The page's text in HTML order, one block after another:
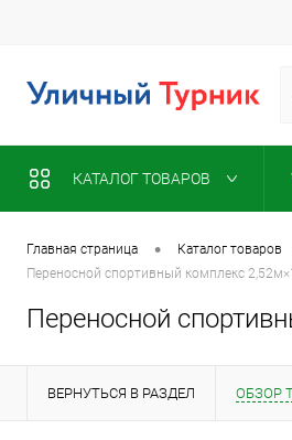
КАТАЛОГ ТОВАРОВ
Главная страница • Каталог товаров
Переносной спортивный комплекс
Переносной
ВЕРНУТЬСЯ В РАЗДЕЛ ОБЗОР